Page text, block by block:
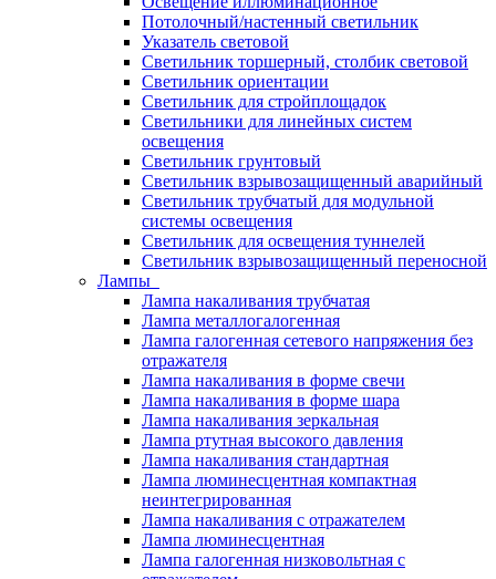
Потолочный/настенный светильник
Указатель световой
Светильник торшерный, столбик световой
Светильник ориентации
Светильник для стройплощадок
Светильники для линейных систем
освещения
Светильник грунтовый
Светильник взрывозащищенный аварийный
Светильник трубчатый для модульной
системы освещения
Светильник для освещения туннелей
Светильник взрывозащищенный переносной
Лампы
Лампа накаливания трубчатая
Лампа металлогалогенная
Лампа галогенная сетевого напряжения без
отражателя
Лампа накаливания в форме свечи
Лампа накаливания в форме шара
Лампа накаливания зеркальная
Лампа ртутная высокого давления
Лампа накаливания стандартная
Лампа люминесцентная компактная
неинтегрированная
Лампа накаливания с отражателем
Лампа люминесцентная
Лампа галогенная низковольтная с